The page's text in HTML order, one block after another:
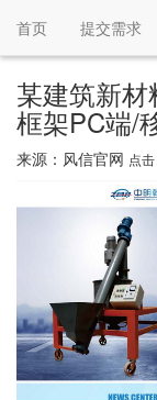
首页 提交需求
某建筑新
框架PC端/
来源：风信官网 点击